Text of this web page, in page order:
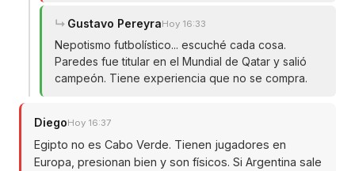
Gustavo PereyraHoy 16:33
Nepotismo futbolístico... escuché cada cosa.
Paredes fue titular en el Mundial de Qatar y salió
campeón. Tiene experiencia que no se compra.
DiegoHoy 16:37
Egipto no es Cabo Verde. Tienen jugadores en
Europa, presionan bien y son físicos. Si Argentina sale